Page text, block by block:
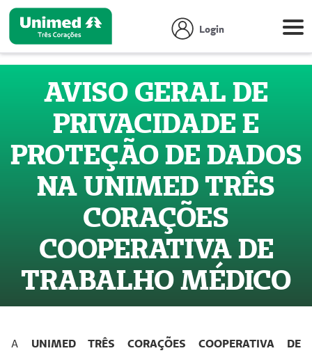
Login
AVISO GERAL DE
PRIVACIDADE E
PROTEÇÃO DE DADOS
NA UNIMED TRÊS
CORAÇÕES
COOPERATIVA DE
TRABALHO MÉDICO
A UNIMED TRÊS CORAÇÕES COOPERATIVA DE